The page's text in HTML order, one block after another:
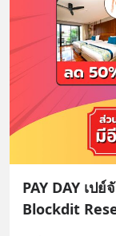
PAY DAY เป
Blockdit